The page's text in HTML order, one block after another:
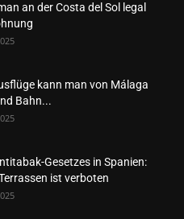
an der Costa del Sol legal
kann man von Málaga
Bahn...
Gesetzes in Spanien:
ist verboten